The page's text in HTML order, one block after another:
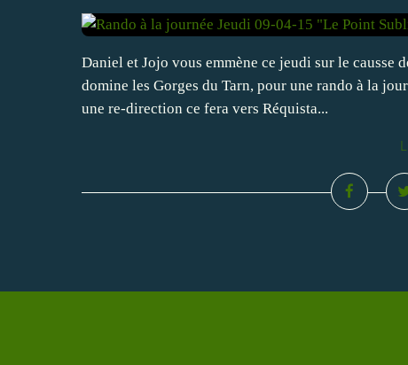
Daniel et Jojo vous emmène ce jeudi sur le causse
domine les Gorges du Tarn, pour une rando à la
une re-direction ce fera vers Réquista...